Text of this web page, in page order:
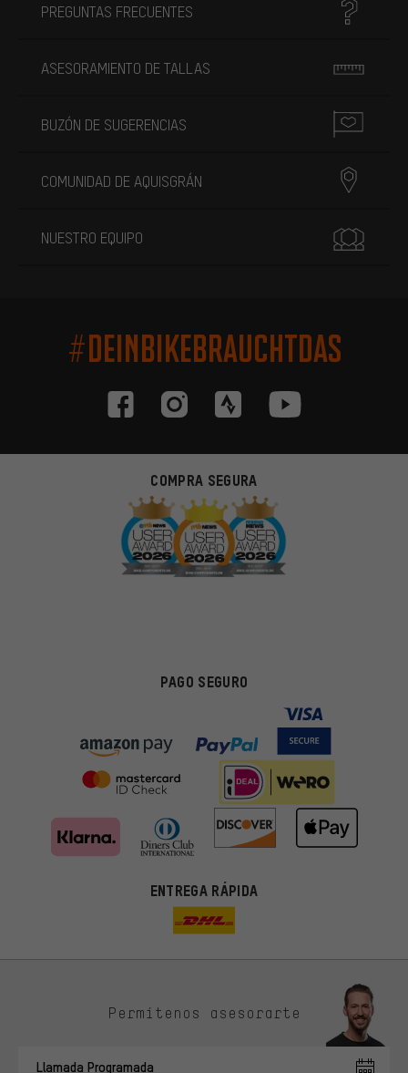
PREGUNTAS FRECUENTES
ASESORAMIENTO DE TALLAS
BUZÓN DE SUGERENCIAS
COMUNIDAD DE AQUISGRÁN
NUESTRO EQUIPO
#DEINBIKEBRAUCHTDAS
COMPRA SEGURA
PAGO SEGURO
ENTREGA RÁPIDA
Permítenos asesorarte
Llamada Programada
ti. Las cookies de marketing nos ayudan a identificar tus